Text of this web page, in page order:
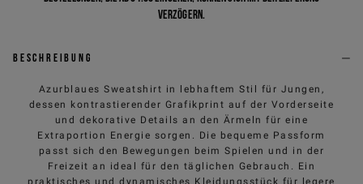
verzögern.
Beschreibung
Azurblaues Sweatshirt in lebhaftem Stil für Jungen,
dessen kontrastierender Grafikprint auf der Vorderseite
und dekorative Details an den Ärmeln für eine
Extraportion Energie sorgen. Die bequeme Passform
passt sich den Bewegungen beim Spielen und in der
Freizeit an ideal für den täglichen Gebrauch. Ein
praktisches und dynamisches Kleidungsstück für legere